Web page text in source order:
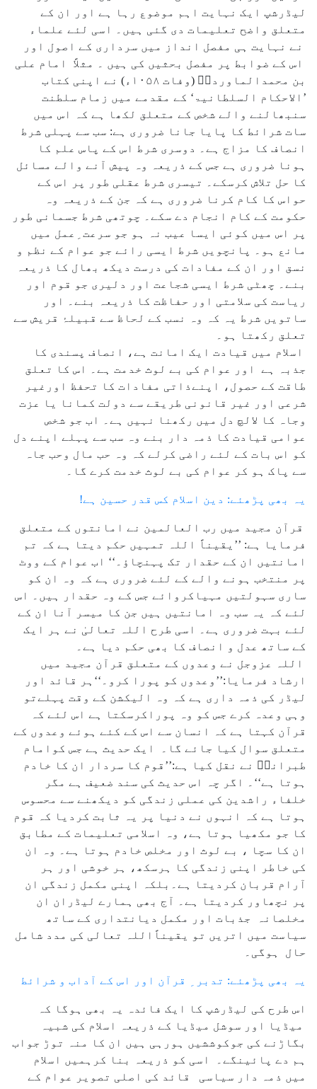
لیڈرشپ ایک نہایت اہم موضوع رہا ہے اور ان کے
متعلق واضح تعلیمات دی گئی ہیں۔ اسی لئے علماء
نے نہایت ہی مفصل انداز میں سرداری کے اصول اور
اس کے ضوابط پر مفصل بحثیں کی ہیں ۔ مثلاً امام علی
بن محمدالماوردیؒ (وفات ۱۰۵۸ء) نے اپنی کتاب
’الاحکام السلطانیۃ‘ کے مقدمے میں زمام سلطنت
سنبھالنے والے شخص کے متعلق لکھا ہے کہ اس میں
سات شرائط کا پایا جانا ضروری ہے: سب سے پہلی شرط
انصاف کا مزاج ہے۔ دوسری شرط اس کے پاس علم کا
ہونا ضروری ہے جس کے ذریعہ وہ پیش آنے والے مسائل
کا حل تلاش کرسکے۔ تیسری شرط عقلی طور پر اس کے
حواس کا کام کرنا ضروری ہے کہ جن کے ذریعہ وہ
حکومت کے کام انجام دے سکے۔ چوتھی شرط جسمانی طور
پر اس میں کوئی ایسا عیب نہ ہو جو سرعت ِعمل میں
مانع ہو۔ پانچویں شرط ایسی رائے جو عوام کے نظم و
نسق اور ان کے مفادات کی درست دیکھ بھال کا ذریعہ
بنے۔ چھٹی شرط ایسی شجاعت اور دلیری جو قوم اور
ریاست کی سلامتی اور حفاظت کا ذریعہ بنے۔ اور
ساتویں شرط یہ کہ وہ نسب کے لحاظ سے قبیلۂ قریش سے
تعلق رکھتا ہو۔
اسلام میں قیادت ایک امانت ہے، انصاف پسندی کا
جذبہ ہے اور عوام کی بے لوث خدمت ہے۔ اس کا تعلق
طاقت کے حصول، اپنےذاتی مفادات کا تحفظ اورغیر
شرعی اور غیر قانونی طریقے سے دولت کمانا یا عزت
وجاہ کا لالچ دل میں رکھنا نہیں ہے۔ اب جو شخص
عوامی قیادت کا ذمہ دار بنے وہ سب سے پہلے اپنے دل
کو اس بات کے لئے راضی کرلے کہ وہ حب مال وحب جاہ
سے پاک ہو کر عوام کی بے لوث خدمت کرے گا۔
یہ بھی پڑھئے: دین اسلام کس قدر حسین ہے!
قرآن مجید میں رب العالمین نے امانتوں کے متعلق
فرمایا ہے: ’’یقیناً اللہ تمہیں حکم دیتا ہے کہ تم
امانتیں ان کے حقدار تک پہنچاؤ۔‘‘ اب عوام کے ووٹ
پر منتخب ہونے والے کے لئے ضروری ہے کہ وہ ان کو
ساری سہولتیں مہیاکروائے جس کے وہ حقدار ہیں۔ اس
لئے کہ یہ سب وہ امانتیں ہیں جن کا میسر آنا ان کے
لئے بہت ضروری ہے۔ اسی طرح اللہ تعالیٰ نے ہر ایک
کے ساتھ عدل و انصاف کا بھی حکم دیا ہے۔
اللہ عزوجل نے وعدوں کے متعلق قرآن مجید میں
ارشاد فرمایا:’’وعدوں کو پورا کرو۔‘‘ہر قائد اور
لیڈر کی ذمہ داری ہے کہ وہ الیکشن کے وقت پہلےتو
وہی وعدہ کرے جس کو وہ پوراکرسکتا ہے اس لئے کہ
قرآن کہتا ہے کہ انسان سے اس کے کئے ہوئے وعدوں کے
متعلق سوال کیا جائے گا۔ ایک حدیث ہے جس کوامام
طبرانیؒ نے نقل کیا ہے:’’قوم کا سردار ان کا خادم
ہوتا ہے‘‘۔ اگر چہ اس حدیث کی سند ضعیف ہے مگر
خلفاء راشدین کی عملی زندگی کو دیکھنے سے محسوس
ہوتا ہے کہ انہوں نے دنیا پر یہ ثابت کردیا کہ قوم
کا جو مکھیا ہوتا ہے، وہ اسلامی تعلیمات کے مطابق
ان کا سچا ، بے لوث اور مخلص خادم ہوتا ہے۔ وہ ان
کی خاطر اپنی زندگی کا ہرسکھ، ہر خوشی اور ہر
آرام قربان کردیتا ہے۔بلکہ اپنی مکمل زندگی ان
پر نچھاور کردیتا ہے۔ آج بھی ہمارے لیڈران ان
مخلصانہ جذبات اور مکمل دیانتداری کے ساتھ
سیاست میں اتریں تو یقیناًاللہ تعالی کی مدد شامل
حال ہوگی۔
یہ بھی پڑھئے: تدبر ِ قرآن اور اس کے آداب و شرائط
اس طرح کی لیڈرشپ کا ایک فائدہ یہ بھی ہوگا کہ
میڈیا اور سوشل میڈیا کے ذریعہ اسلام کی شبیہ
بگاڑنے کی جوکوششیں ہورہی ہیں ان کا منہ توڑ جواب
ہم دے پائینگے۔ اسی کو ذریعہ بنا کرہمیں اسلام
میں ذمہ دار سیاسی قائد کی اصلی تصویر عوام کے